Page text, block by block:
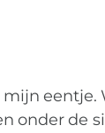
mijn
onder de